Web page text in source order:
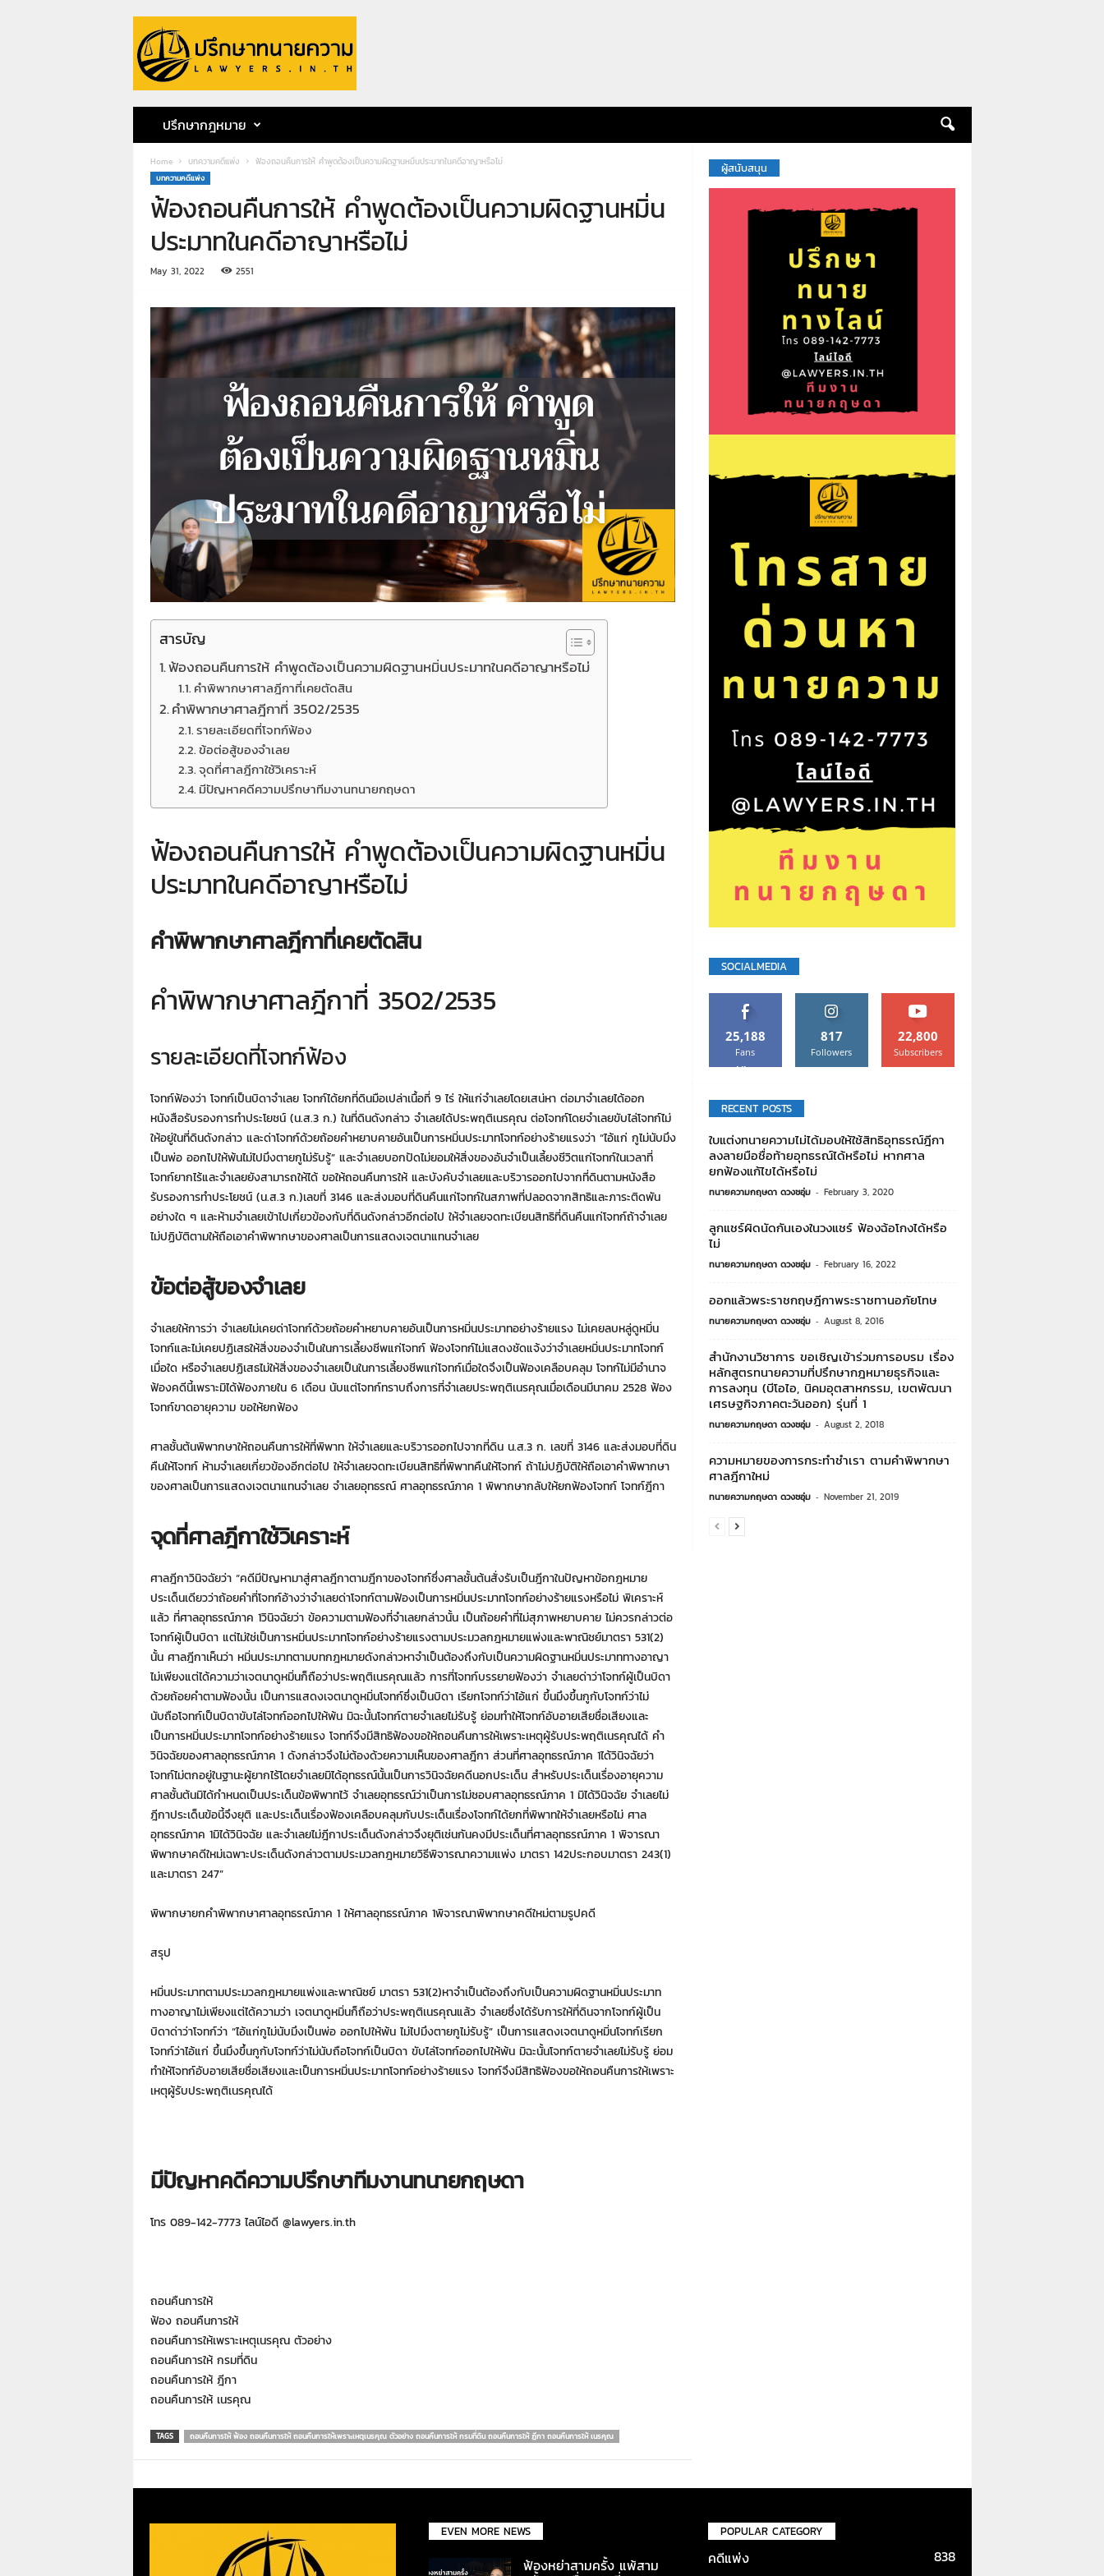
ป
ก
ษ
ปรึกษากฎหมาย
Home บทความคดีแพ่ง ฟ้องถอนคืนการให้ คำพูดต้องเป็นความผิดฐานหมิ่นประมาทในคดีอาญาหรือไม่
บทความคดีแพ่ง
ฟ้องถอนคืนการให้ คำพูดต้องเป็นความผิดฐานหมิ่น
ประมาทในคดีอาญาหรือไม่
May 31, 2022 2551
สารบัญ
ฟ้องถอนคืนการให้ คำพูดต้องเป็นความผิดฐานหมิ่นประมาทในคดีอาญาหรือไม่
คำพิพากษาศาลฎีกาที่เคยตัดสิน
คำพิพากษาศาลฎีกาที่ 3502/2535
รายละเอียดที่โจทก์ฟ้อง
ข้อต่อสู้ของจำเลย
จุดที่ศาลฎีกาใช้วิเคราะห์
มีปัญหาคดีความปรึกษาทีมงานทนายกฤษดา
ฟ้องถอนคืนการให้ คำพูดต้องเป็นความผิดฐานหมิ่น
ประมาทในคดีอาญาหรือไม่
คำพิพากษาศาลฎีกาที่เคยตัดสิน
คำพิพากษาศาลฎีกาที่ 3502/2535
รายละเอียดที่โจทก์ฟ้อง
โจทก์ฟ้องว่า โจทก์เป็นบิดาจำเลย โจทก์ได้ยกที่ดินมือเปล่าเนื้อที่ 9 ไร่ ให้แก่จำเลยโดยเสน่หา ต่อมาจำเลยได้ออก
หนังสือรับรองการทำประโยชน์ (น.ส.3 ก.) ในที่ดินดังกล่าว จำเลยได้ประพฤติเนรคุณ ต่อโจทก์โดยจำเลยขับไล่โจทก์ไม่
ให้อยู่ในที่ดินดังกล่าว และด่าโจทก์ด้วยถ้อยคำหยาบคายอันเป็นการหมิ่นประมาทโจทก์อย่างร้ายแรงว่า “ไอ้แก่ กูไม่นับมึง
เป็นพ่อ ออกไปให้พ้นไม่ไปมึงตายกูไม่รับรู้” และจำเลยบอกปัดไม่ยอมให้สิ่งของอันจำเป็นเลี้ยงชีวิตแก่โจทก์ในเวลาที่
โจทก์ยากไร้และจำเลยยังสามารถให้ได้ ขอให้ถอนคืนการให้ และบังคับจำเลยและบริวารออกไปจากที่ดินตามหนังสือ
รับรองการทำประโยชน์ (น.ส.3 ก.)เลขที่ 3146 และส่งมอบที่ดินคืนแก่โจทก์ในสภาพที่ปลอดจากสิทธิและภาระติดพัน
อย่างใด ๆ และห้ามจำเลยเข้าไปเกี่ยวข้องกับที่ดินดังกล่าวอีกต่อไป ให้จำเลยจดทะเบียนสิทธิที่ดินคืนแก่โจทก์ถ้าจำเลย
ไม่ปฏิบัติตามให้ถือเอาคำพิพากษาของศาลเป็นการแสดงเจตนาแทนจำเลย
ข้อต่อสู้ของจำเลย
จำเลยให้การว่า จำเลยไม่เคยด่าโจทก์ด้วยถ้อยคำหยาบคายอันเป็นการหมิ่นประมาทอย่างร้ายแรง ไม่เคยลบหลู่ดูหมิ่น
โจทก์และไม่เคยปฏิเสธให้สิ่งของจำเป็นในการเลี้ยงชีพแก่โจทก์ ฟ้องโจทก์ไม่แสดงชัดแจ้งว่าจำเลยหมิ่นประมาทโจทก์
เมื่อใด หรือจำเลยปฏิเสธไม่ให้สิ่งของจำเลยเป็นในการเลี้ยงชีพแก่โจทก์เมื่อใดจึงเป็นฟ้องเคลือบคลุม โจทก์ไม่มีอำนาจ
ฟ้องคดีนี้เพราะมิได้ฟ้องภายใน 6 เดือน นับแต่โจทก์ทราบถึงการที่จำเลยประพฤติเนรคุณเมื่อเดือนมีนาคม 2528 ฟ้อง
โจทก์ขาดอายุความ ขอให้ยกฟ้อง
ศาลชั้นต้นพิพากษาให้ถอนคืนการให้ที่พิพาท ให้จำเลยและบริวารออกไปจากที่ดิน น.ส.3 ก. เลขที่ 3146 และส่งมอบที่ดิน
คืนให้โจทก์ ห้ามจำเลยเกี่ยวข้องอีกต่อไป ให้จำเลยจดทะเบียนสิทธิที่พิพาทคืนให้โจทก์ ถ้าไม่ปฏิบัติให้ถือเอาคำพิพากษา
ของศาลเป็นการแสดงเจตนาแทนจำเลย จำเลยอุทธรณ์ ศาลอุทธรณ์ภาค 1 พิพากษากลับให้ยกฟ้องโจทก์ โจทก์ฎีกา
จุดที่ศาลฎีกาใช้วิเคราะห์
ศาลฎีกาวินิจฉัยว่า “คดีมีปัญหามาสู่ศาลฎีกาตามฎีกาของโจทก์ซึ่งศาลชั้นต้นสั่งรับเป็นฎีกาในปัญหาข้อกฎหมาย
ประเด็นเดียวว่าถ้อยคำที่โจทก์อ้างว่าจำเลยด่าโจทก์ตามฟ้องเป็นการหมิ่นประมาทโจทก์อย่างร้ายแรงหรือไม่ พิเคราะห์
แล้ว ที่ศาลอุทธรณ์ภาค 1วินิจฉัยว่า ข้อความตามฟ้องที่จำเลยกล่าวนั้น เป็นถ้อยคำที่ไม่สุภาพหยาบคาย ไม่ควรกล่าวต่อ
โจทก์ผู้เป็นบิดา แต่ไม่ใช่เป็นการหมิ่นประมาทโจทก์อย่างร้ายแรงตามประมวลกฎหมายแพ่งและพาณิชย์มาตรา 531(2)
นั้น ศาลฎีกาเห็นว่า หมิ่นประมาทตามบทกฎหมายดังกล่าวหาจำเป็นต้องถึงกับเป็นความผิดฐานหมิ่นประมาททางอาญา
ไม่เพียงแต่ได้ความว่าเจตนาดูหมิ่นก็ถือว่าประพฤติเนรคุณแล้ว การที่โจทก์บรรยายฟ้องว่า จำเลยด่าว่าโจทก์ผู้เป็นบิดา
ด้วยถ้อยคำตามฟ้องนั้น เป็นการแสดงเจตนาดูหมิ่นโจทก์ซึ่งเป็นบิดา เรียกโจทก์ว่าไอ้แก่ ขึ้นมึงขึ้นกูกับโจทก์ว่าไม่
นับถือโจทก์เป็นบิดาขับไล่โจทก์ออกไปให้พ้น มิฉะนั้นโจทก์ตายจำเลยไม่รับรู้ ย่อมทำให้โจทก์อับอายเสียชื่อเสียงและ
เป็นการหมิ่นประมาทโจทก์อย่างร้ายแรง โจทก์จึงมีสิทธิฟ้องขอให้ถอนคืนการให้เพราะเหตุผู้รับประพฤติเนรคุณได้ คำ
วินิจฉัยของศาลอุทธรณ์ภาค 1 ดังกล่าวจึงไม่ต้องด้วยความเห็นของศาลฎีกา ส่วนที่ศาลอุทธรณ์ภาค 1ได้วินิจฉัยว่า
โจทก์ไม่ตกอยู่ในฐานะผู้ยากไร้โดยจำเลยมิได้อุทธรณ์นั้นเป็นการวินิจฉัยคดีนอกประเด็น สำหรับประเด็นเรื่องอายุความ
ศาลชั้นต้นมิได้กำหนดเป็นประเด็นข้อพิพาทไว้ จำเลยอุทธรณ์ว่าเป็นการไม่ชอบศาลอุทธรณ์ภาค 1 มิได้วินิจฉัย จำเลยไม่
ฎีกาประเด็นข้อนี้จึงยุติ และประเด็นเรื่องฟ้องเคลือบคลุมกับประเด็นเรื่องโจทก์ได้ยกที่พิพาทให้จำเลยหรือไม่ ศาล
อุทธรณ์ภาค 1มิได้วินิจฉัย และจำเลยไม่ฎีกาประเด็นดังกล่าวจึงยุติเช่นกันคงมีประเด็นที่ศาลอุทธรณ์ภาค 1 พิจารณา
พิพากษาคดีใหม่เฉพาะประเด็นดังกล่าวตามประมวลกฎหมายวิธีพิจารณาความแพ่ง มาตรา 142ประกอบมาตรา 243(1)
และมาตรา 247”
พิพากษายกคำพิพากษาศาลอุทธรณ์ภาค 1 ให้ศาลอุทธรณ์ภาค 1พิจารณาพิพากษาคดีใหม่ตามรูปคดี
สรุป
หมิ่นประมาทตามประมวลกฎหมายแพ่งและพาณิชย์ มาตรา 531(2)หาจำเป็นต้องถึงกับเป็นความผิดฐานหมิ่นประมาท
ทางอาญาไม่เพียงแต่ได้ความว่า เจตนาดูหมิ่นก็ถือว่าประพฤติเนรคุณแล้ว จำเลยซึ่งได้รับการให้ที่ดินจากโจทก์ผู้เป็น
บิดาด่าว่าโจทก์ว่า “ไอ้แก่กูไม่นับมึงเป็นพ่อ ออกไปให้พ้น ไม่ไปมึงตายกูไม่รับรู้” เป็นการแสดงเจตนาดูหมิ่นโจทก์เรียก
โจทก์ว่าไอ้แก่ ขึ้นมึงขึ้นกูกับโจทก์ว่าไม่นับถือโจทก์เป็นบิดา ขับไล่โจทก์ออกไปให้พ้น มิฉะนั้นโจทก์ตายจำเลยไม่รับรู้ ย่อม
ทำให้โจทก์อับอายเสียชื่อเสียงและเป็นการหมิ่นประมาทโจทก์อย่างร้ายแรง โจทก์จึงมีสิทธิฟ้องขอให้ถอนคืนการให้เพราะ
เหตุผู้รับประพฤติเนรคุณได้
มีปัญหาคดีความปรึกษาทีมงานทนายกฤษดา
โทร089-142-7773 ไลน์ไอดี@lawyers.in.th
ถอนคืนการให้
ฟ้อง ถอนคืนการให้
ถอนคืนการให้เพราะเหตุเนรคุณ ตัวอย่าง
ถอนคืนการให้ กรมที่ดิน
ถอนคืนการให้ ฎีกา
ถอนคืนการให้ เนรคุณ
TAGS ถอนคืนการให้ ฟ้อง ถอนคืนการให้ ถอนคืนการให้เพราะเหตุเนรคุณ ตัวอย่าง ถอนคืนการให้ กรมที่ดิน ถอนคืนการให้ ฎีกา ถอนคืนการให้ เนรคุณ
ผู้สนับสนุน
SOCIALMEDIA
25,188
Fans
Like
817
Followers
22,800
Subscribers
RECENT POSTS
ใบแต่งทนายความไม่ได้มอบให้ใช้สิทธิอุทธรณ์ฎีกา
ลงลายมือชื่อท้ายอุทธรณ์ได้หรือไม่ หากศาล
ยกฟ้องแก้ไขได้หรือไม่
ทนายความกฤษดา ดวงชอุ่ม - February 3, 2020
ลูกแชร์ผิดนัดกันเองในวงแชร์ ฟ้องฉ้อโกงได้หรือ
ไม่
ทนายความกฤษดา ดวงชอุ่ม - February 16, 2022
ออกแล้วพระราชกฤษฎีกาพระราชทานอภัยโทษ
ทนายความกฤษดา ดวงชอุ่ม - August 8, 2016
สำนักงานวิชาการ ขอเชิญเข้าร่วมการอบรม เรื่อง
หลักสูตรทนายความที่ปรึกษากฎหมายธุรกิจและ
การลงทุน (บีโอไอ, นิคมอุตสาหกรรม, เขตพัฒนา
เศรษฐกิจภาคตะวันออก) รุ่นที่ 1
ทนายความกฤษดา ดวงชอุ่ม - August 2, 2018
ความหมายของการกระทำชำเรา ตามคำพิพากษา
ศาลฎีกาใหม่
ทนายความกฤษดา ดวงชอุ่ม - November 21, 2019
EVEN MORE NEWS
ฟ้องหย่าสามครั้ง แพ้สาม
POPULAR CATEGORY
คดีแพ่ง
838